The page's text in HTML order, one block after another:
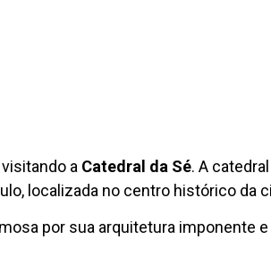
a Catedral da Sé. A
localizada no centro histórico da
por sua arquitetura imponente